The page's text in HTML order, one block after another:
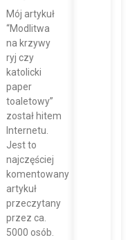
Mój artykuł
“Modlitwa
na krzywy
ryj czy
katolicki
paper
toaletowy”
został hitem
Internetu.
Jest to
najczęściej
komentowany
artykuł
przeczytany
przez ca.
5000 osób.